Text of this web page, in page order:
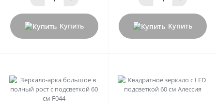
Купить Купить